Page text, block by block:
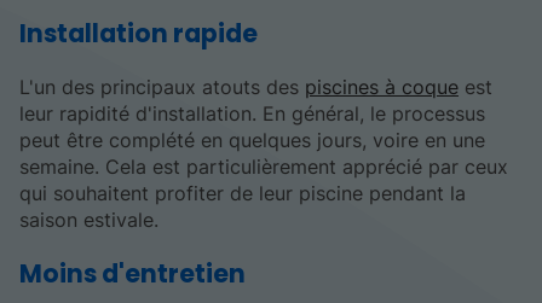
Installation rapide
L'un des principaux atouts des piscines à coque est
leur rapidité d'installation. En général, le processus
peut être complété en quelques jours, voire en une
semaine. Cela est particulièrement apprécié par ceux
qui souhaitent profiter de leur piscine pendant la
saison estivale.
Moins d'entretien